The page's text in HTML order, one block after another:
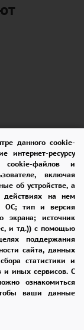
данного cookie-
интернет-ресурсу
cookie-файлов и
включая
об устройстве, а
на нем
ОС; тип и версия
экрана; источник
и тд.)) с помощью
поддержания
сайта, данных
статистики и
и иных сервисов. С
ознакомиться
ваши данные
ВОЗВРАТ